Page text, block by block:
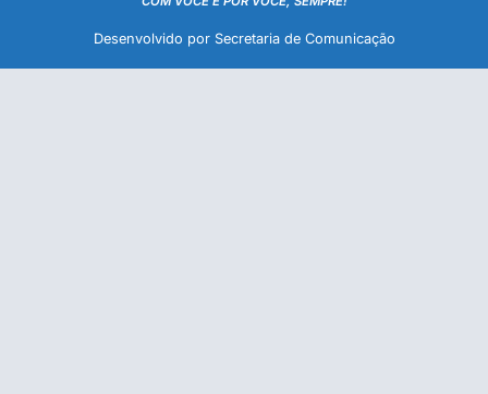
Desenvolvido por Secretaria de Comunicação